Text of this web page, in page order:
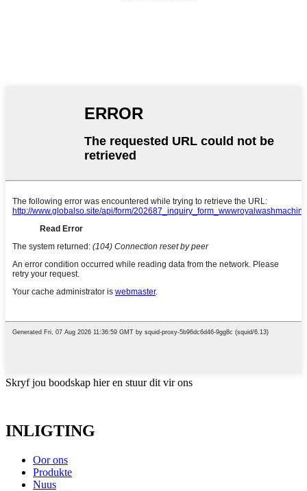
Skryf jou boodskap hier en stuur dit vir ons
INLIGTING
Oor ons
Produkte
Nuus